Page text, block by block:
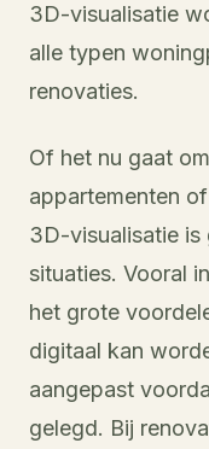
3D-visualisatie
alle typen
renovaties.
Of het nu gaat
appartementen
3D-visualisatie
situaties. Vooral
het grote
digitaal kan
aangepast
gelegd. Bij